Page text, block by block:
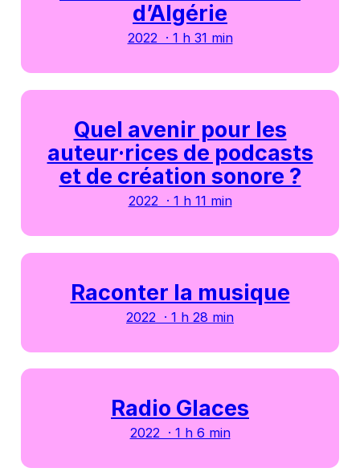
d’Algérie
2022 · 1 h 31 min
Quel avenir pour les
auteur·rices de podcasts
et de création sonore ?
2022 · 1 h 11 min
Raconter la musique
2022 · 1 h 28 min
Radio Glaces
2022 · 1 h 6 min